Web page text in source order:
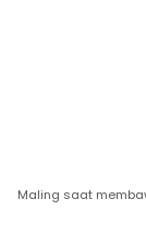
Maling saat